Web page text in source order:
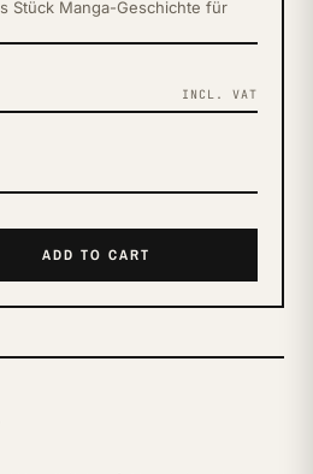
Stück Manga-Geschichte für
INCL. VAT
ADD TO CART